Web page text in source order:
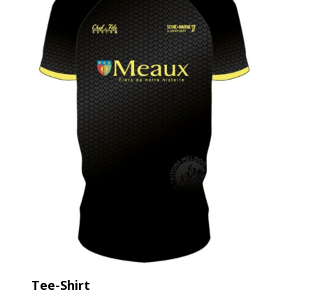
Tee-Shirt